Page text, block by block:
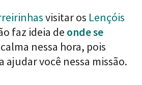
visitar os Lençóis
faz ideia de onde se
nessa hora, pois
ajudar você nessa missão.